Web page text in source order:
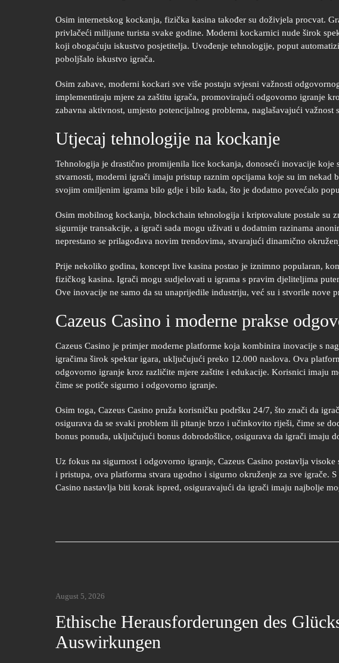
Osim internetskog kockanja, fizička kasina također su doživjela procvat.
privlačeći milijune turista svake godine. Moderni kockarnici nude širok
koji obogaćuju iskustvo posjetitelja. Uvođenje tehnologije, poput
poboljšalo iskustvo igrača.
Osim zabave, moderni kockari sve više postaju svjesni važnosti
implementiraju mjere za zaštitu igrača, promovirajući odgovorno igranje
zabavna aktivnost, umjesto potencijalnog problema, naglašavajući
Utjecaj tehnologije na kockanje
Tehnologija je drastično promijenila lice kockanja, donoseći inovacije
stvarnosti, moderni igrači imaju pristup raznim opcijama koje su im
svojim omiljenim igrama bilo gdje i bilo kada, što je dodatno povećalo
Osim mobilnog kockanja, blockchain tehnologija i kriptovalute postale su
sigurnije transakcije, a igrači sada mogu uživati u dodatnim razinama
neprestano se prilagođava novim trendovima, stvarajući dinamično
Prije nekoliko godina, koncept live kasina postao je iznimno popularan,
fizičkog kasina. Igrači mogu sudjelovati u igrama s pravim djeliteljima
Ove inovacije ne samo da su unaprijedile industriju, već su i stvorile nove
Cazeus Casino i moderne prakse
Cazeus Casino je primjer moderne platforme koja kombinira inovacije s
igračima širok spektar igara, uključujući preko 12.000 naslova. Ova
odgovorno igranje kroz različite mjere zaštite i edukacije. Korisnici imaju
čime se potiče sigurno i odgovorno igranje.
Osim toga, Cazeus Casino pruža korisničku podršku 24/7, što znači da
osigurava da se svaki problem ili pitanje brzo i učinkovito riješi, čime se
bonus ponuda, uključujući bonus dobrodošlice, osigurava da igrači imaju
Uz fokus na sigurnost i odgovorno igranje, Cazeus Casino postavlja
i pristupa, ova platforma stvara ugodno i sigurno okruženje za sve igrače.
Casino nastavlja biti korak ispred, osiguravajući da igrači imaju najbolje
August 5, 2026
Ethische Herausforderungen des
Auswirkungen